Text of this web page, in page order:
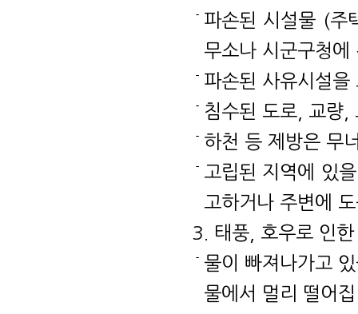
파손된 시설물 (주
무소나 시군구청에
파손된 사유시설을
침수된 도로, 교량,
하천 등 제방은 무
고립된 지역에 있
고하거나 주변에
3. 태풍, 호우로 인
물이 빠져나가고
물에서 멀리 떨어